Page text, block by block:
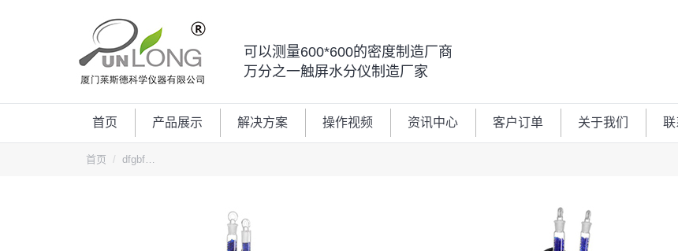
可以测量600*600的密度制造厂商
万分之一触屏水分仪制造厂家
首页 产品展示 解决方案 操作视频 资讯中心 客户订单 关于我们 联
您的位置：
首页 dfgbf…